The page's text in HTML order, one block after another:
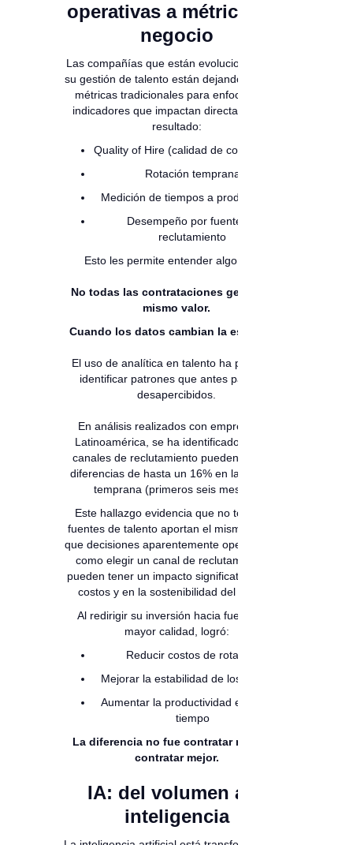
operativas a métricas de
negocio
Las compañías que están evolucionando en
su gestión de talento están dejando atrás las
métricas tradicionales para enfocarse en
indicadores que impactan directamente el
resultado:
Quality of Hire (calidad de contratación)
Rotación temprana
Medición de tiempos a productividad
Desempeño por fuente de
reclutamiento
Esto les permite entender algo clave:
No todas las contrataciones generan el
mismo valor.
Cuando los datos cambian la estrategia
El uso de analítica en talento ha permitido
identificar patrones que antes pasaban
desapercibidos.
En análisis realizados con empresas de
Latinoamérica, se ha identificado que los
canales de reclutamiento pueden generar
diferencias de hasta un 16% en la rotación
temprana (primeros seis meses).
Este hallazgo evidencia que no todas las
fuentes de talento aportan el mismo valor, y
que decisiones aparentemente operativas —
como elegir un canal de reclutamiento—
pueden tener un impacto significativo en los
costos y en la sostenibilidad del equipo.
Al redirigir su inversión hacia fuentes de
mayor calidad, logró:
Reducir costos de rotación
Mejorar la estabilidad de los equipos
Aumentar la productividad en menos
tiempo
La diferencia no fue contratar más, fue
contratar mejor.
IA: del volumen a la
inteligencia